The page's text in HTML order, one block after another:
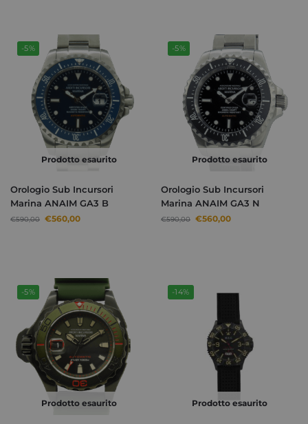
-5%
Prodotto esaurito
Orologio Sub Incursori
Marina ANAIM GA3 B
€590,00 €560,00
-5%
Prodotto esaurito
Orologio Sub Incursori
Marina ANAIM GA3 N
€590,00 €560,00
-5%
Prodotto esaurito
-14%
Prodotto esaurito